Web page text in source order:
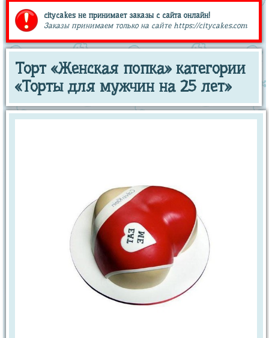
citycakes не принимает заказы с сайта онлайн!
Заказы принимаем только на сайте https://citycakes.com
Торт «Женская попка» категории
«Торты для мужчин на 25 лет»